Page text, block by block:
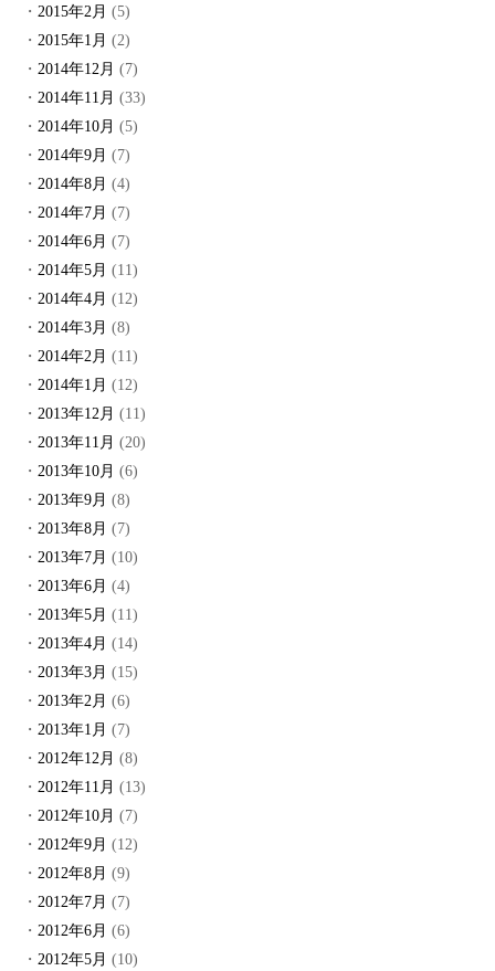
2015年2月 (5)
2015年1月 (2)
2014年12月 (7)
2014年11月 (33)
2014年10月 (5)
2014年9月 (7)
2014年8月 (4)
2014年7月 (7)
2014年6月 (7)
2014年5月 (11)
2014年4月 (12)
2014年3月 (8)
2014年2月 (11)
2014年1月 (12)
2013年12月 (11)
2013年11月 (20)
2013年10月 (6)
2013年9月 (8)
2013年8月 (7)
2013年7月 (10)
2013年6月 (4)
2013年5月 (11)
2013年4月 (14)
2013年3月 (15)
2013年2月 (6)
2013年1月 (7)
2012年12月 (8)
2012年11月 (13)
2012年10月 (7)
2012年9月 (12)
2012年8月 (9)
2012年7月 (7)
2012年6月 (6)
2012年5月 (10)